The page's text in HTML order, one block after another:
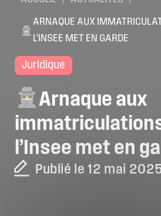
ARNAQUE AUX
L’INSEE MET EN GARDE
Juridique
Arnaque aux
l’Insee met en
Publié le 12 mai